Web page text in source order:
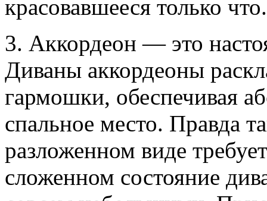
красовавшееся только что.
3. Аккордеон — это
Диваны аккордеоны
гармошки, обеспечивая
спальное место. Правда
разложенном виде
сложенном состояние